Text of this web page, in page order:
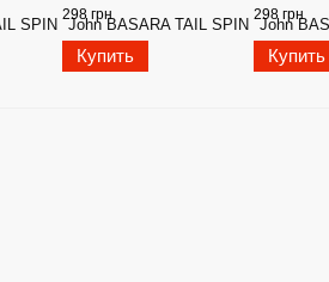
298 грн
Купить
298 грн
Купить